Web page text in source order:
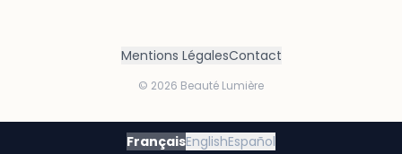
Mentions LégalesContact
© 2026 Beauté Lumière
FrançaisEnglishEspañol